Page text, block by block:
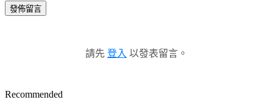
發佈留言
請先 登入 以發表留言。
Recommended